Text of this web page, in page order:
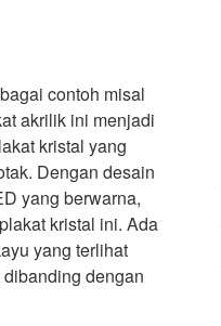
contoh misal
akrilik ini menjadi
kristal yang
Dengan desain
yang berwarna,
kristal ini. Ada
yang terlihat
dengan